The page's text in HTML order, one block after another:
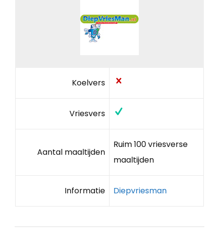
Koelvers
Vriesvers
Aantal maaltijden
Ruim 100 vriesverse
maaltijden
Informatie Diepvriesman